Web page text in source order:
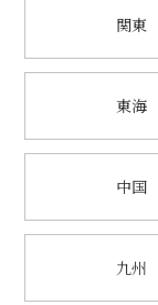
関東
東海
中国
九州